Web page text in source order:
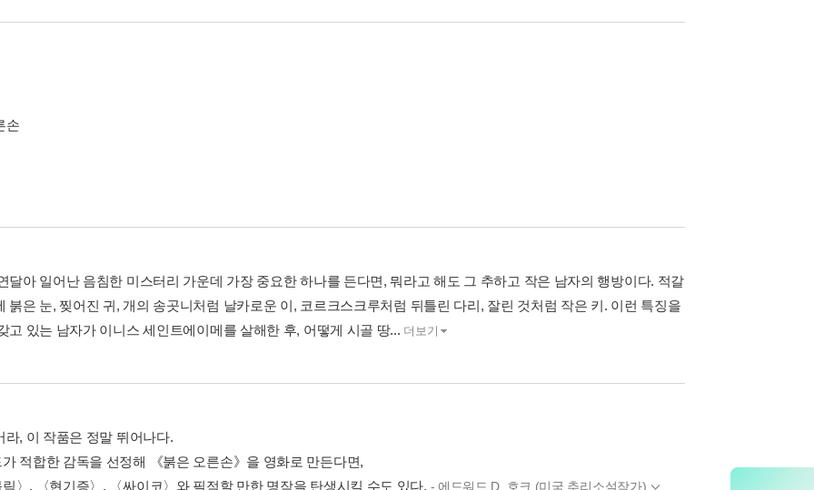
손
달아 일어난 음침한 미스터리 가운데 가장 중요한 하나를 든다면, 뭐라고 해도 그 추하고 작은 남자의 행방이다. 적갈
붉은 눈, 찢어진 귀, 개의 송곳니처럼 날카로운 이, 코르크스크루처럼 뒤틀린 다리, 잘린 것처럼 작은 키. 이런 특징을
고 있는 남자가 이니스 세인트에이메를 살해한 후, 어떻게 시골 땅... 더보기
라, 이 작품은 정말 뛰어나다.
적합한 감독을 선정해 《붉은 오른손》을 영화로 만든다면,
〉, 〈현기증〉, 〈싸이코〉와 필적할 만한 명작을 탄생시킬 수도 있다. - 에드워드 D. 호크 (미국 추리소설작가)